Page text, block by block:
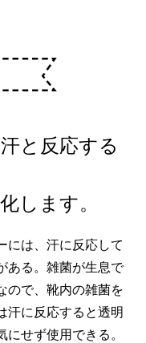
と反応する
します。
には、汗に反応して
ある。雑菌が生息で
ので、靴内の雑菌を
汗に反応すると透明
せず使用できる。